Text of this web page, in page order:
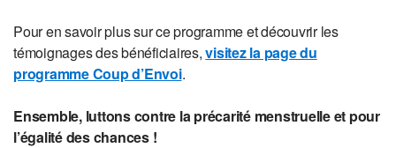
Pour en savoir plus sur ce programme et découvrir les
témoignages des bénéficiaires,visitez la page du
programme Coup d’Envoi.
Ensemble, luttons contre la précarité menstruelle et pour
l’égalité des chances !